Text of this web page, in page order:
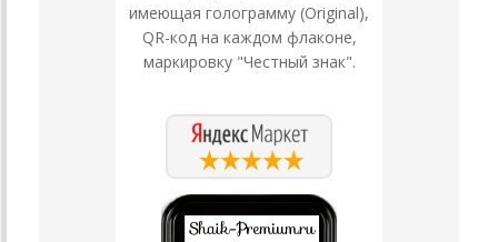
имеющая голограмму (Original),
QR-код на каждом флаконе,
маркировку "Честный знак".